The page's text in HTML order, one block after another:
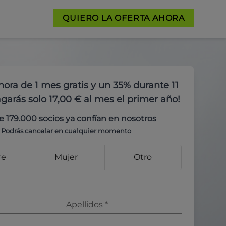
QUIERO LA OFERTA AHORA
de 1 mes gratis y un 35% durante 11
solo 17,00 € al mes el primer año!
179.000 socios ya confían en nosotros
Podrás cancelar en cualquier momento
Mujer Otro
Apellidos *